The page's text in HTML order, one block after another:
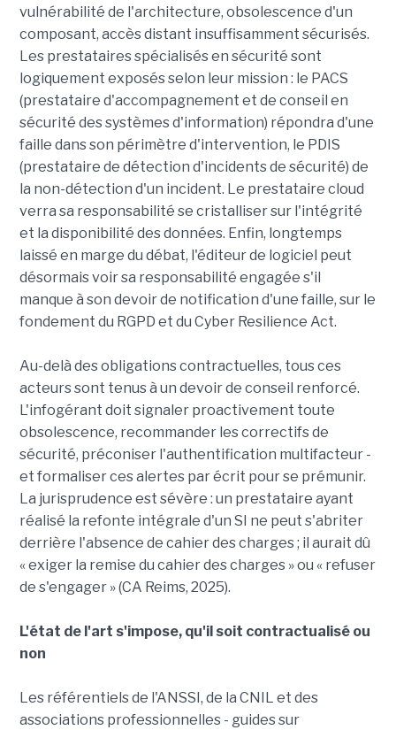
vulnérabilité de l'architecture, obsolescence d'un
composant, accès distant insuffisamment sécurisés.
Les prestataires spécialisés en sécurité sont
logiquement exposés selon leur mission : le PACS
(prestataire d'accompagnement et de conseil en
sécurité des systèmes d'information) répondra d'une
faille dans son périmètre d'intervention, le PDIS
(prestataire de détection d'incidents de sécurité) de
la non-détection d'un incident. Le prestataire cloud
verra sa responsabilité se cristalliser sur l'intégrité
et la disponibilité des données. Enfin, longtemps
laissé en marge du débat, l'éditeur de logiciel peut
désormais voir sa responsabilité engagée s'il
manque à son devoir de notification d'une faille, sur le
fondement du RGPD et du Cyber Resilience Act.
Au-delà des obligations contractuelles, tous ces
acteurs sont tenus à un devoir de conseil renforcé.
L'infogérant doit signaler proactivement toute
obsolescence, recommander les correctifs de
sécurité, préconiser l'authentification multifacteur -
et formaliser ces alertes par écrit pour se prémunir.
La jurisprudence est sévère : un prestataire ayant
réalisé la refonte intégrale d'un SI ne peut s'abriter
derrière l'absence de cahier des charges ; il aurait dû
« exiger la remise du cahier des charges » ou « refuser
de s'engager » (CA Reims, 2025).
L'état de l'art s'impose, qu'il soit contractualisé ou
non
Les référentiels de l'ANSSI, de la CNIL et des
associations professionnelles - guides sur